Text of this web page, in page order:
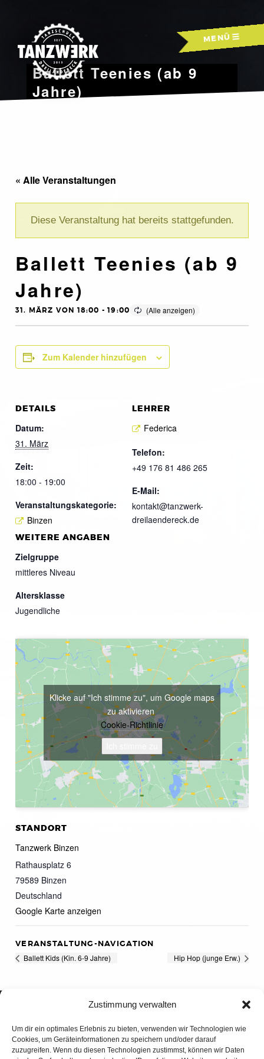
Zustimmung verwalten
Um dir ein optimales Erlebnis zu bieten, verwenden wir Technologien wie
Cookies, um Geräteinformationen zu speichern und/oder darauf
zuzugreifen. Wenn du diesen Technologien zustimmst, können wir Daten
MENÜ
Ballett Teenies (ab 9
Jahre)
« Alle Veranstaltungen
Diese Veranstaltung hat bereits stattgefunden.
Ballett Teenies (ab 9
Jahre)
31. MÄRZ VON 18:00 -19:00
Zum Kalender hinzufügen
DETAILS
Datum:
31. März
Zeit:
18:00 - 19:00
Veranstaltungskategorie:
Binzen
LEHRER
Federica
Telefon:
+49 176 81 486 265
E-Mail:
kontakt@tanzwerk-
dreilaendereck.de
WEITERE ANGABEN
Zielgruppe
mittleres Niveau
Altersklasse
Jugendliche
STANDORT
Tanzwerk Binzen
Rathausplatz 6
79589 Binzen
Deutschland
Google Karte anzeigen
Klicke auf "Ich stimme zu", um Google maps
zu aktivieren
Cookie-Richtlinie
VERANSTALTUNG-NAVIGATION
Ballett Kids (Kin. 6-9 Jahre) Hip Hop (junge Erw.)